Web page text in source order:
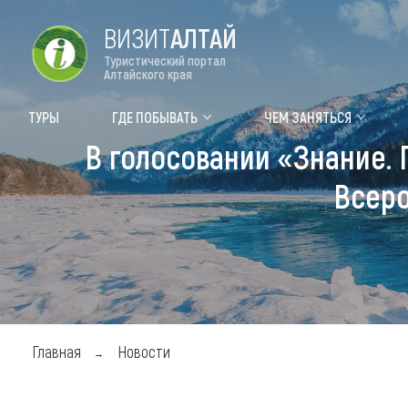
Форум VISIT ALTAI
Туры Где
Топ
ВИЗИТАЛТАЙ
Туристический портал
Алтайского края
ТУРЫ ГДЕ ПОБЫВАТЬ ЧЕМ ЗАНЯТЬСЯ
В голосовании «Знание.
Главная Новости